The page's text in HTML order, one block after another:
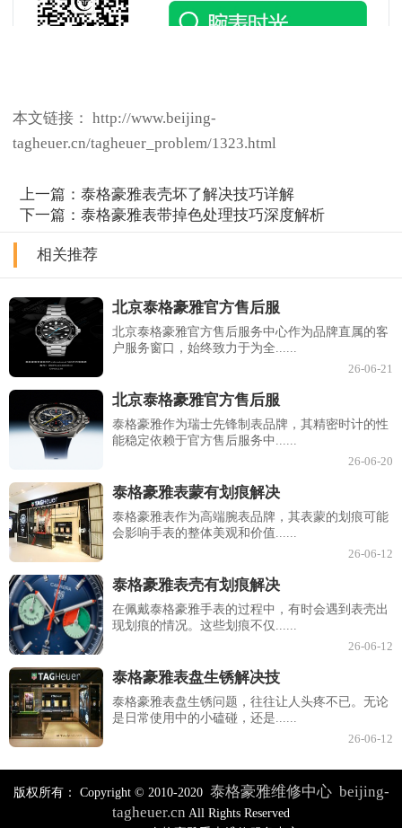
本文链接： http://www.beijing-
tagheuer.cn/tagheuer_problem/1323.html
上一篇：泰格豪雅表壳坏了解决技巧详解
下一篇：泰格豪雅表带掉色处理技巧深度解析
相关推荐
北京泰格豪雅官方售后服
北京泰格豪雅官方售后服务中心作为品牌直属的客
户服务窗口，始终致力于为全......
26-06-21
北京泰格豪雅官方售后服
泰格豪雅作为瑞士先锋制表品牌，其精密时计的性
能稳定依赖于官方售后服务中......
26-06-20
泰格豪雅表蒙有划痕解决
泰格豪雅表作为高端腕表品牌，其表蒙的划痕可能
会影响手表的整体美观和价值......
26-06-12
泰格豪雅表壳有划痕解决
在佩戴泰格豪雅手表的过程中，有时会遇到表壳出
现划痕的情况。这些划痕不仅......
26-06-12
泰格豪雅表盘生锈解决技
泰格豪雅表盘生锈问题，往往让人头疼不已。无论
是日常使用中的小磕碰，还是......
26-06-12
版权所有： Copyright © 2010-2020 泰格豪雅维修中心 beijing-
tagheuer.cn All Rights Reserved